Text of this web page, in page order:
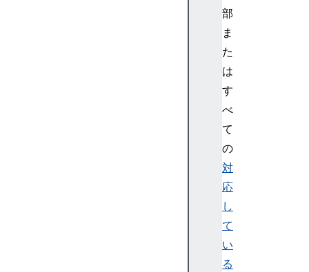
部
ま
た
は
す
べ
て
の
対
応
し
て
い
る